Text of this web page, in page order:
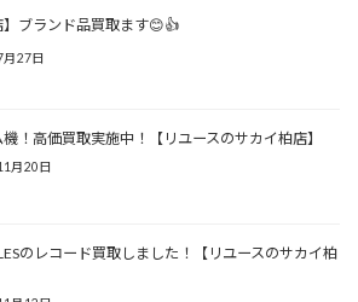
】ブランド品買取ます😊👍
27日
！高価買取実施中！【リユースのサカイ柏店】
月20日
のレコード買取しました！【リユースのサカイ柏